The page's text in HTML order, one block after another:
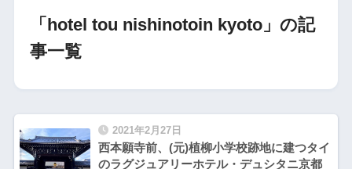
「hotel tou nishinotoin kyoto」の記
事一覧
2021年2月27日
西本願寺前、(元)植柳小学校跡地に建つタイ
のラグジュアリーホテル・デュシタニ京都